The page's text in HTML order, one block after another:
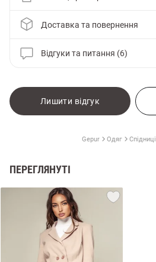
Доставка та повернення
Відгуки та питання (6)
Лишити відгук
Gepur Одяг Спідниці
ПЕРЕГЛЯНУТІ